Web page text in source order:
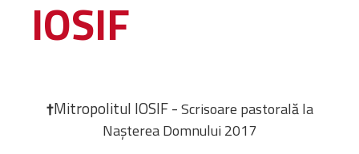
RESURSE
Scrisori pastorale
Bibliotecă
IOSIF
†Mitropolitul IOSIF -Scrisoare pastoralăla
Nașterea Domnului 2017